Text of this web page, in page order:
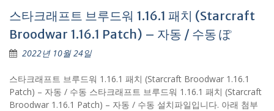
스타크래프트 브루드워 1.16.1 패치 (Starcraft
Broodwar 1.16.1 Patch) – 자동 / 수동 ぽ
2022년 10월 24일
스타크래프트 브루드워 1.16.1 패치 (Starcraft Broodwar 1.16.1
Patch) – 자동 / 수동 스타크래프트 브루드워 1.16.1 패치 (Starcraft
Broodwar 1.16.1 Patch) – 자동 / 수동 설치파일입니다. 아래 첨부